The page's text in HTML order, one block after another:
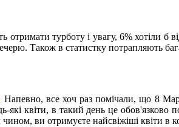
отримати турботу і увагу, 6% хотіли
Також в статистку потрапляють
Напевно, все хоч раз помічали, що 8
квіти, в такий день це
ви отримуєте найсвіжіші квіти в